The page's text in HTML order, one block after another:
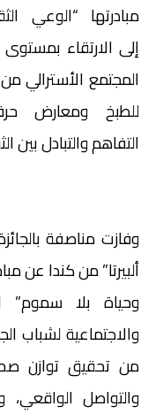
مبادرتها “الوعي
إلى الارتقاء بمستوى
المجتمع
للطبخ ومعارض
التفاهم والتبادل بين
وفازت مناصفة
ألبيرتا” من كندا
وحياة بلا سموم”
والاجتماعية لشباب
من تحقيق توازن
والتواصل الواقعي،